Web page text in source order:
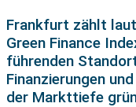
Frankfurt zählt
Green Finance
führenden
Finanzierungen
der Markttiefe